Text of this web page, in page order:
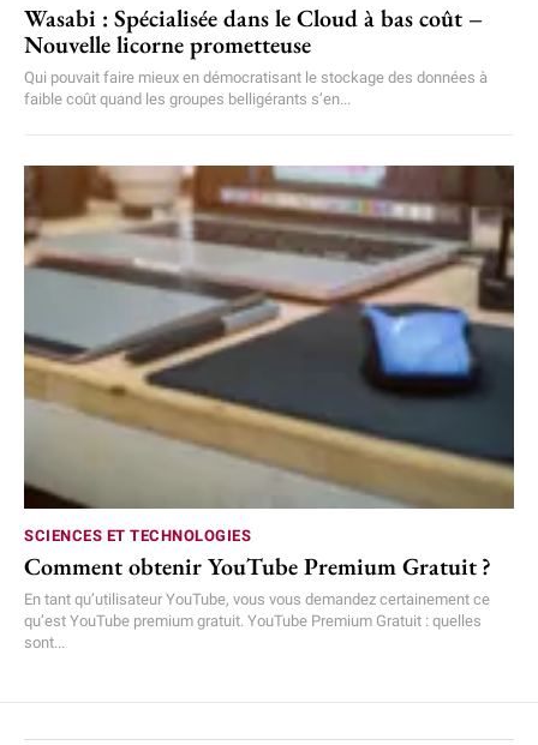
Wasabi : Spécialisée dans le Cloud à bas coût –
Nouvelle licorne prometteuse
Qui pouvait faire mieux en démocratisant le stockage des données à
faible coût quand les groupes belligérants s’en...
SCIENCES ET TECHNOLOGIES
Comment obtenir YouTube Premium Gratuit ?
En tant qu’utilisateur YouTube, vous vous demandez certainement ce
qu’est YouTube premium gratuit. YouTube Premium Gratuit : quelles
sont...